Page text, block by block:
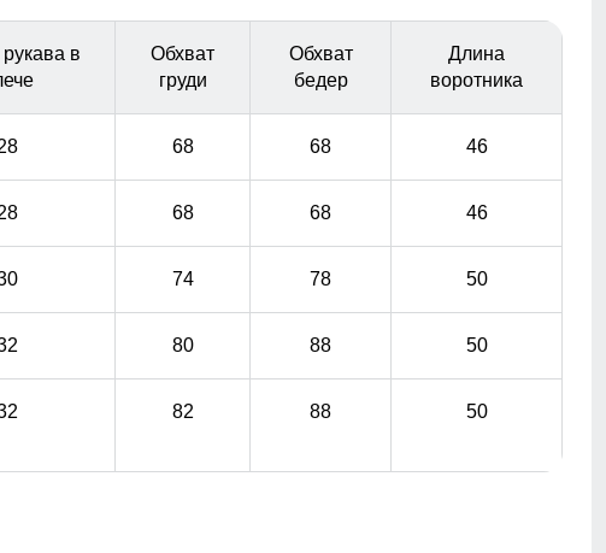
в
Обхват
груди
Обхват
бедер
Длина
воротника
68 68 46
68 68 46
74 78 50
80 88 50
82 88 50